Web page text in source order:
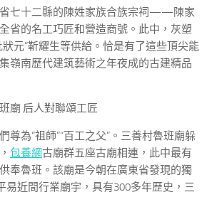
十二縣的陳姓家族合族宗祠——陳家
省的名工巧匠和營造商號。此中，灰塑
元”靳耀生等供給。恰是有了這些頂尖能
嶺南歷代建筑藝術之年夜成的古建精品
后人對聯頌工匠
為“祖師”“百工之父”。三善村魯班廟躲
包養網古廟群五座古廟相連，此中最有
奉魯班。該廟是今朝在廣東省發現的獨
易近間行業廟宇，具有300多年歷史，三